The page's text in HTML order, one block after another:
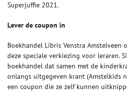
Superjuffie 2021.
Lever de coupon in
Boekhandel Libris Venstra Amstelveen
deze speciale verkiezing voor leraren.
boekhandel dat samen met de
onlangs uitgegeven krant (Amstelkids
een coupon die ze zelf kunnen